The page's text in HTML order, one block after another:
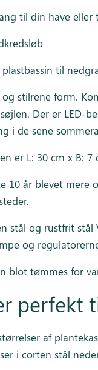
til din have eller
til
stilrene form.
Der er LED-
i de sene
er L: 30 cm x B: 7
10 år blevet
stål og rustfrit stål
og
blot tømmes for
perfekt
af
i corten stål